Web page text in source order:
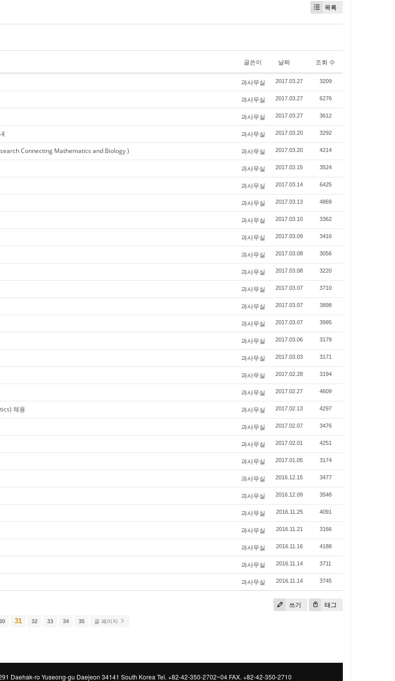
목록
글쓴이 날짜 조회 수
과사무실 2017.03.27 3209
과사무실 2017.03.27 6276
과사무실 2017.03.27 3612
과사무실 2017.03.20 3292
Connecting Mathematics and Biology ) 과사무실 2017.03.20 4214
과사무실 2017.03.15 3524
과사무실 2017.03.14 6425
과사무실 2017.03.13 4869
과사무실 2017.03.10 3362
과사무실 2017.03.09 3416
과사무실 2017.03.08 3056
과사무실 2017.03.08 3220
과사무실 2017.03.07 3710
과사무실 2017.03.07 3898
과사무실 2017.03.07 3995
과사무실 2017.03.06 3179
과사무실 2017.03.03 3171
과사무실 2017.02.28 3194
과사무실 2017.02.27 4609
채용 과사무실 2017.02.13 4297
과사무실 2017.02.07 3476
과사무실 2017.02.01 4251
과사무실 2017.01.05 3174
과사무실 2016.12.15 3477
과사무실 2016.12.09 3548
과사무실 2016.11.25 4091
과사무실 2016.11.21 3166
과사무실 2016.11.16 4188
과사무실 2016.11.14 3711
과사무실 2016.11.14 3745
쓰기 태그
31 32 33 34 35 끝 페이지
Daehak-ro Yuseong-gu Daejeon 34141 South Korea Tel. +82-42-350-2702~04 FAX. +82-42-350-2710